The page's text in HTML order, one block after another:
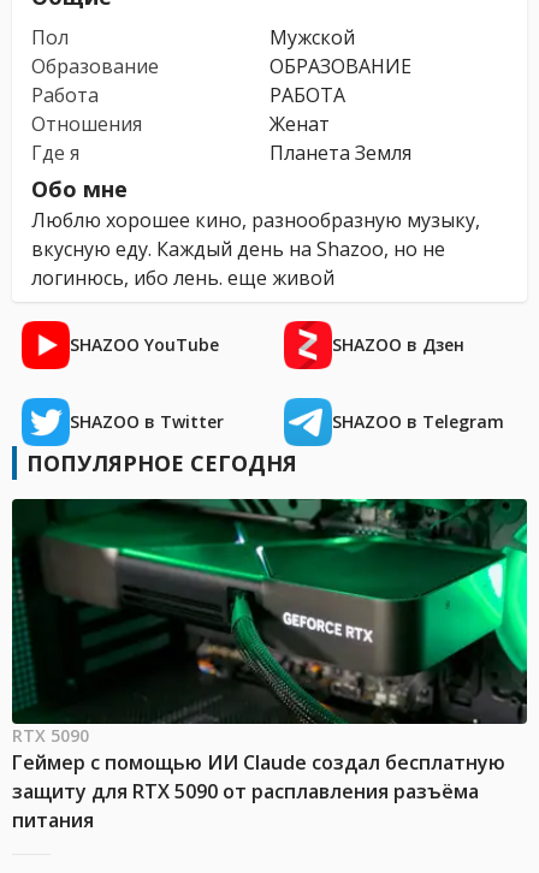
Пол
Мужской
Образование
ОБРАЗОВАНИЕ
Работа
РАБОТА
Отношения
Женат
Где я
Планета Земля
Обо мне
Люблю хорошее кино, разнообразную музыку,
вкусную еду. Каждый день на Shazoo, но не
логинюсь, ибо лень. еще живой
SHAZOO YouTube SHAZOO в Дзен
SHAZOO в Twitter SHAZOO в Telegram
ПОПУЛЯРНОЕ СЕГОДНЯ
RTX 5090
Геймер с помощью ИИ Claude создал бесплатную
защиту для RTX 5090 от расплавления разъёма
питания